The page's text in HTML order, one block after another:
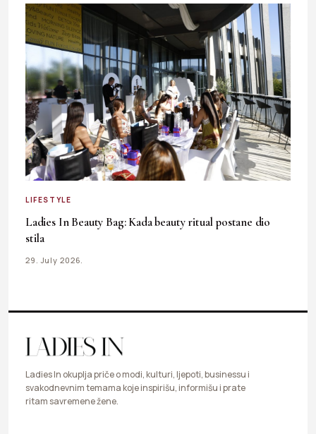
LIFESTYLE
Ladies In Beauty Bag: Kada beauty ritual postane dio
stila
29. July 2026.
Ladies In okuplja priče o modi, kulturi, ljepoti, businessu i
svakodnevnim temama koje inspirišu, informišu i prate
ritam savremene žene.